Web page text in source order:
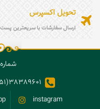
تحویل اکسپرس
ارسال سفارشات با سریعترین پست
38389601(051)
instagram